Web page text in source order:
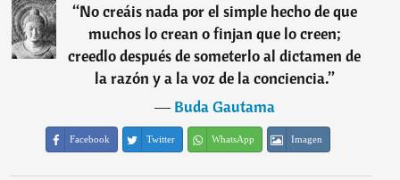
“No creáis nada por el simple hecho de que
muchos lo crean o finjan que lo creen;
creedlo después de someterlo al dictamen de
la razón y a la voz de la conciencia.”
―Buda Gautama
Facebook Twitter WhatsApp Imagen